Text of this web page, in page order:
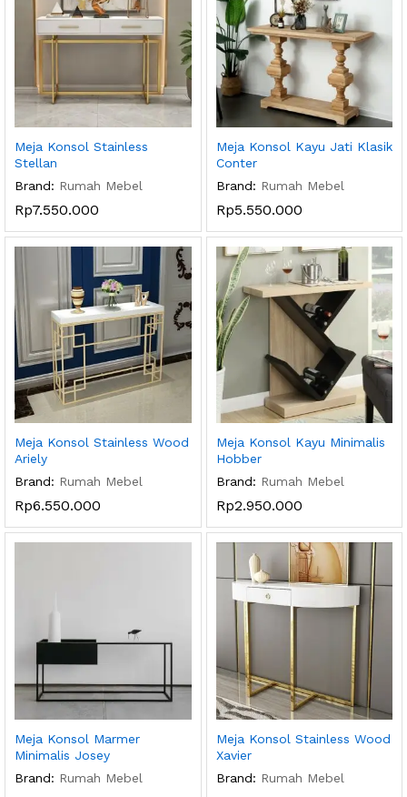
Meja Konsol Stainless
Stellan
Brand: Rumah Mebel
Rp7.550.000
Meja Konsol Kayu Jati Klasik
Conter
Brand: Rumah Mebel
Rp5.550.000
Meja Konsol Stainless Wood
Ariely
Brand: Rumah Mebel
Rp6.550.000
Meja Konsol Kayu Minimalis
Hobber
Brand: Rumah Mebel
Rp2.950.000
Meja Konsol Marmer
Minimalis Josey
Brand: Rumah Mebel
Meja Konsol Stainless Wood
Xavier
Brand: Rumah Mebel